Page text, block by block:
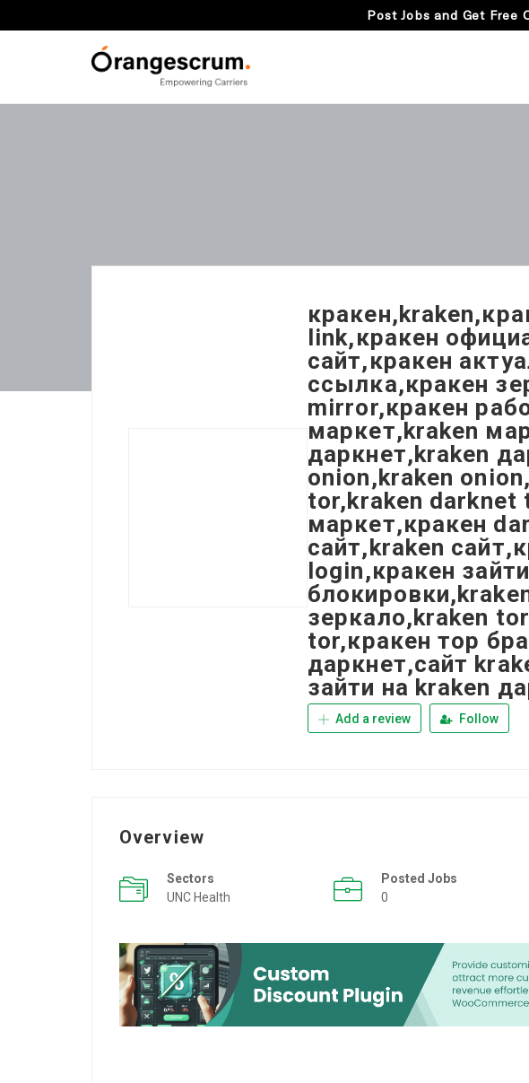
Post Jobs and Get Free
link,кракен
сайт,кракен
ссылка,кракен
mirror,кракен
маркет,kraken
даркнет,kraken
onion,kraken
tor,kraken darknet
маркет,кракен
сайт,kraken
login,кракен
зеркало,kraken
tor,кракен тор
даркнет,сайт
зайти на kraken
Add a review Follow
Overview
Sectors
UNC Health
Posted Jobs
0